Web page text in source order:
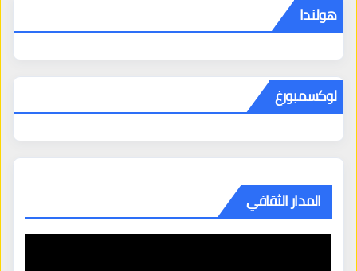
هولندا
لوكسمبورغ
المدار الثقافي